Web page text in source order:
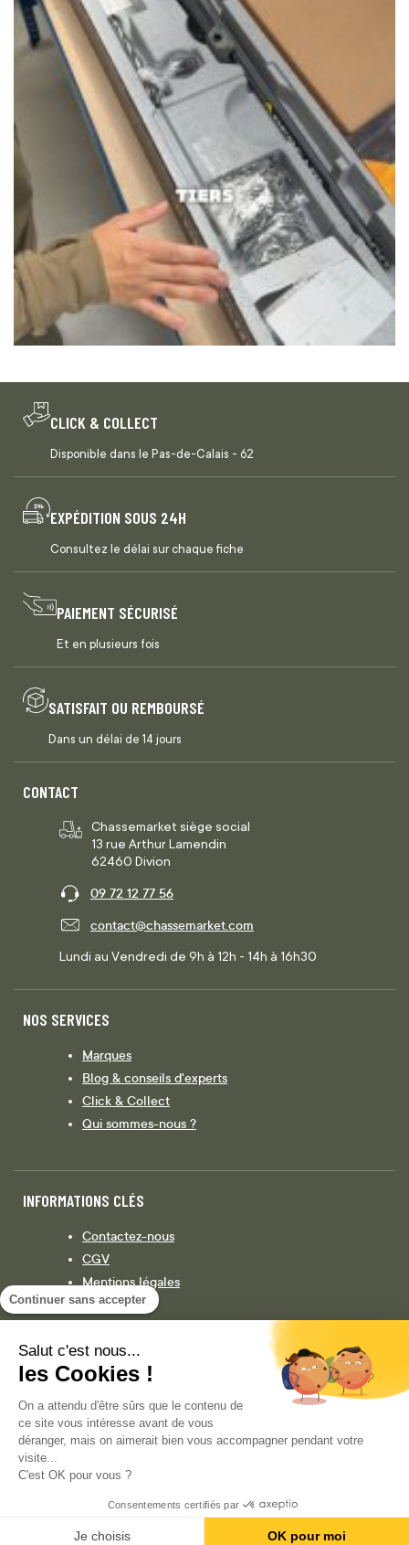
Continuer sans accepter
Salut c'est nous...
les Cookies !
On a attendu d'être sûrs que le contenu de
ce site vous intéresse avant de vous
déranger, mais on aimerait bien vous accompagner pendant votre
visite...
C'est OK pour vous ?
Consentements certifiés par
Je choisis OK pour moi
CLICK & COLLECT
Disponible dans le Pas-de-Calais - 62
EXPÉDITION SOUS 24H
Consultez le délai sur chaque fiche
PAIEMENT SÉCURISÉ
Et en plusieurs fois
SATISFAIT OU REMBOURSÉ
Dans un délai de 14 jours
CONTACT
Chassemarket siège social
13 rue Arthur Lamendin
62460 Divion
09 72 12 77 56
contact@chassemarket.com
Lundi au Vendredi de 9h à 12h - 14h à 16h30
NOS SERVICES
Marques
Blog & conseils d'experts
Click & Collect
Qui sommes-nous ?
INFORMATIONS CLÉS
Contactez-nous
CGV
Mentions légales
Législation
Facebook Instagram
COPYRIGHT © 2013-AUJOURD'HUI MAGENTO, INC. TOUS DROITS RÉSERVÉS.